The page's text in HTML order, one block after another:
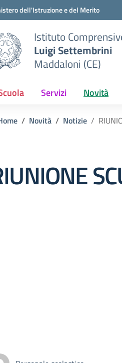
dell'Istruzione e del Merito
Istituto
Luigi Settembrini
Maddaloni (CE)
Servizi Novità
Novità Notizie